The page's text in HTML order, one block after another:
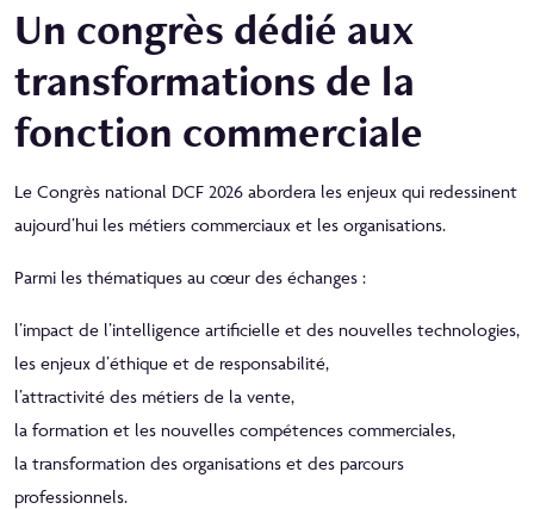
Un congrès dédié aux
transformations de la
fonction commerciale
Le Congrès national DCF 2026 abordera les enjeux qui redessinent
aujourd’hui les métiers commerciaux et les organisations.
Parmi les thématiques au cœur des échanges :
l’impact de l’intelligence artificielle et des nouvelles technologies,
les enjeux d’éthique et de responsabilité,
l’attractivité des métiers de la vente,
la formation et les nouvelles compétences commerciales,
la transformation des organisations et des parcours
professionnels.